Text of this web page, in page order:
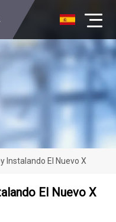
Instalando El Nuevo X
El Nuevo X